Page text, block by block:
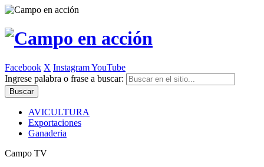
Facebook X InstagramYouTube
Ingrese palabra o frase a buscar:
AVICULTURA
Exportaciones
Ganaderia
Campo TV